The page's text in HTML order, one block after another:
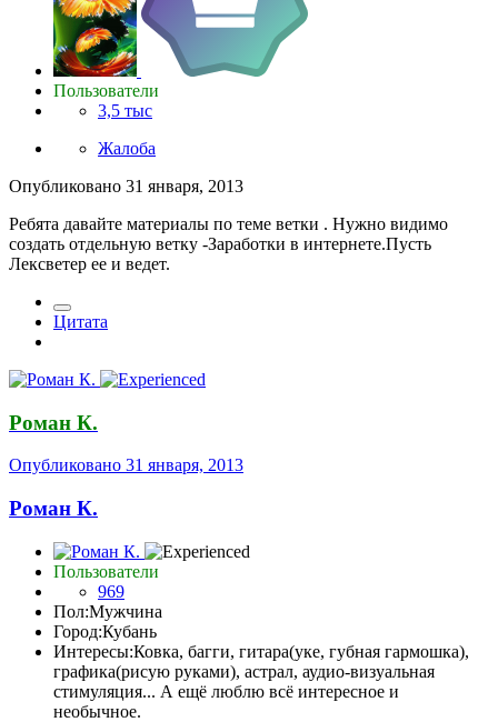
Пользователи
3,5 тыс
Жалоба
Опубликовано 31 января, 2013
Ребята давайте материалы по теме ветки . Нужно видимо
создать отдельную ветку -Заработки в интернете.Пусть
Лексветер ее и ведет.
Цитата
Роман К.
Опубликовано 31 января, 2013
Роман К.
Пользователи
969
Пол:Мужчина
Город:Кубань
Интересы:Ковка, багги, гитара(уке, губная гармошка),
графика(рисую руками), астрал, аудио-визуальная
стимуляция... А ещё люблю всё интересное и
необычное.